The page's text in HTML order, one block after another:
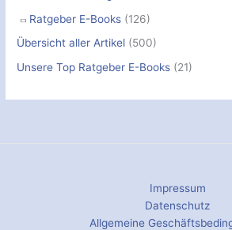
Ratgeber E-Books (126)
Übersicht aller Artikel (500)
Unsere Top Ratgeber E-Books (21)
Impressum
Datenschutz
Allgemeine